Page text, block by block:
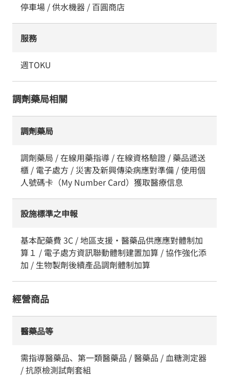
停車場 / 供水機器 / 百圓商店
服務
週TOKU
調劑藥局相關
調劑藥局
調劑藥局 / 在線用藥指導 / 在線資格驗證 / 藥品遞送
櫃 / 電子處方 / 災害及新興傳染病應對準備 / 使用個
人號碼卡（My Number Card）獲取醫療信息
設施標準之申報
基本配藥費 3C / 地區支援・醫藥品供應應對體制加
算１ / 電子處方資訊聯動體制建置加算 / 協作強化添
加 / 生物製劑後續產品調劑體制加算
經營商品
醫藥品等
需指導醫藥品、第一類醫藥品 / 醫藥品 / 血糖測定器
/ 抗原檢測試劑套組